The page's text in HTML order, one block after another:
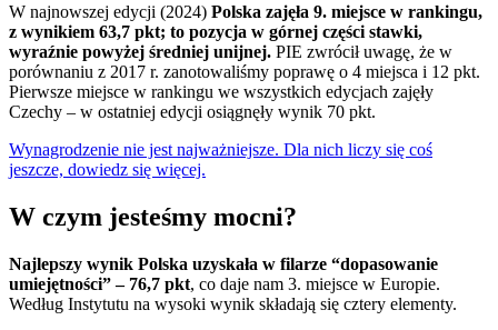
W najnowszej edycji (2024) Polska zajęła 9. miejsce w rankingu,
z wynikiem 63,7 pkt; to pozycja w górnej części stawki,
wyraźnie powyżej średniej unijnej. PIE zwrócił uwagę, że w
porównaniu z 2017 r. zanotowaliśmy poprawę o 4 miejsca i 12 pkt.
Pierwsze miejsce w rankingu we wszystkich edycjach zajęły
Czechy – w ostatniej edycji osiągnęły wynik 70 pkt.
Wynagrodzenie nie jest najważniejsze. Dla nich liczy się coś
jeszcze, dowiedz się więcej.
W czym jesteśmy mocni?
Najlepszy wynik Polska uzyskała w filarze “dopasowanie
umiejętności” – 76,7 pkt, co daje nam 3. miejsce w Europie.
Według Instytutu na wysoki wynik składają się cztery elementy.